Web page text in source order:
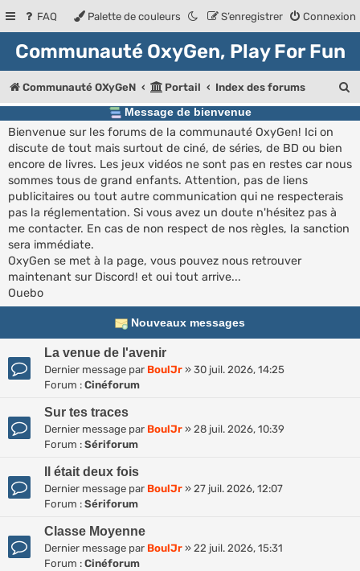
FAQ Connexion
S’enregistrer
Palette de couleurs
Communauté OxyGen, Play For Fun
Communauté OXyGeN Portail Index des forums
e
Message de bienvenue
Bienvenue sur les forums de la communauté OxyGen! Ici on
discute de tout mais surtout de ciné, de séries, de BD ou bien
encore de livres. Les jeux vidéos ne sont pas en restes car nous
sommes tous de grand enfants. Attention, pas de liens
publicitaires ou tout autre communication qui ne respecterais
pas la réglementation. Si vous avez un doute n'hésitez pas à
me contacter. En cas de non respect de nos règles, la sanction
sera immédiate.
OxyGen se met à la page, vous pouvez nous retrouver
maintenant sur Discord! et oui tout arrive...
Ouebo
Nouveaux messages
La venue de l'avenir
Dernier message par BoulJr » 30 juil. 2026, 14:25
Forum : Cinéforum
Sur tes traces
Dernier message par BoulJr » 28 juil. 2026, 10:39
Forum : Sériforum
Il était deux fois
Dernier message par BoulJr » 27 juil. 2026, 12:07
Forum : Sériforum
Classe Moyenne
Dernier message par BoulJr » 22 juil. 2026, 15:31
Forum : Cinéforum